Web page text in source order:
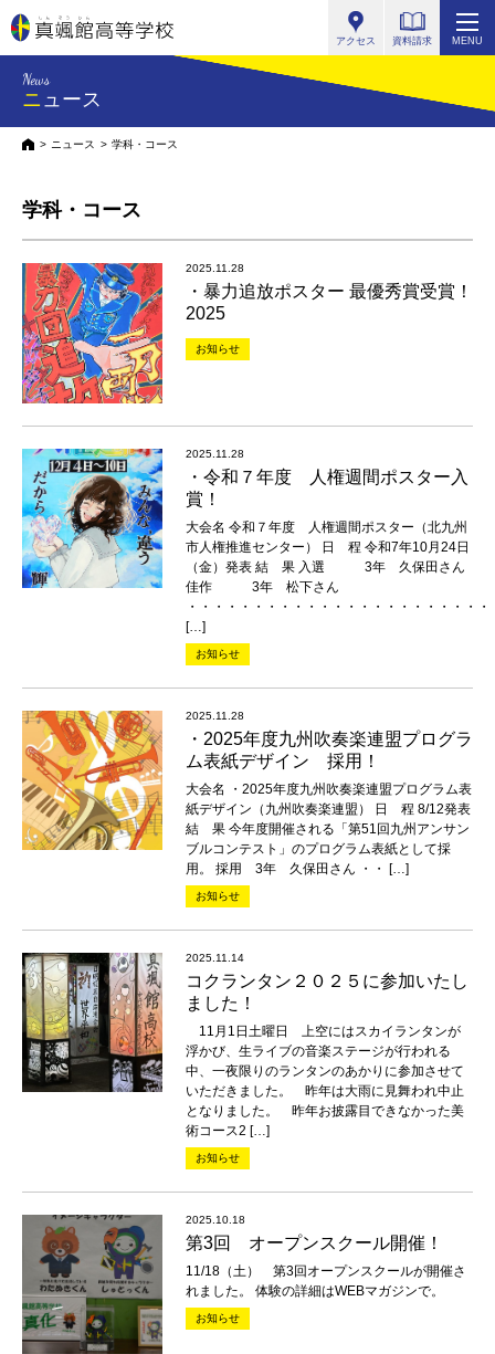
アクセス 資料請求 MENU
News
ニュース
HOMEニュース 学科・コース
学科・コース
2025.11.28
・暴力追放ポスター 最優秀賞受賞！
2025
お知らせ
2025.11.28
・令和７年度 人権週間ポスター入
賞！
大会名 令和７年度 人権週間ポスター（北九州
市人権推進センター） 日 程 令和7年10月24日
（金）発表 結 果 入選 3年 久保田さん
佳作 3年 松下さん
・・・・・・・・・・・・・・・・・・・・・・・
[…]
お知らせ
2025.11.28
・2025年度九州吹奏楽連盟プログラ
ム表紙デザイン 採用！
大会名 ・2025年度九州吹奏楽連盟プログラム表
紙デザイン（九州吹奏楽連盟） 日 程 8/12発表
結 果 今年度開催される「第51回九州アンサン
ブルコンテスト」のプログラム表紙として採
用。 採用 3年 久保田さん ・・ […]
お知らせ
2025.11.14
コクランタン２０２５に参加いたし
ました！
11月1日土曜日 上空にはスカイランタンが
浮かび、生ライブの音楽ステージが行われる
中、一夜限りのランタンのあかりに参加させて
いただきました。 昨年は大雨に見舞われ中止
となりました。 昨年お披露目できなかった美
術コース2 […]
お知らせ
2025.10.18
第3回 オープンスクール開催！
11/18（土） 第3回オープンスクールが開催さ
れました。 体験の詳細はWEBマガジンで。
お知らせ